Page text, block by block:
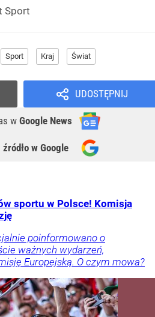
Sport
Sport Kraj Świat
UDOSTĘPNIJ
w Google News
źródło w Google
sportu w Polsce! Komisja
poinformowano o
ważnych wydarzeń,
Europejską. O czym mowa?